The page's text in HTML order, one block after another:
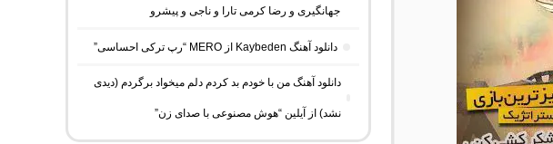
جهانگیری و رضا کرمی تارا و ناجی و پیشرو
دانلود آهنگ Kaybeden از MERO “رپ ترکی احساسی”
دانلود آهنگ من با خودم بد کردم دلم میخواد برگردم (دیدی
نشد) از آیلین “هوش مصنوعی با صدای زن”